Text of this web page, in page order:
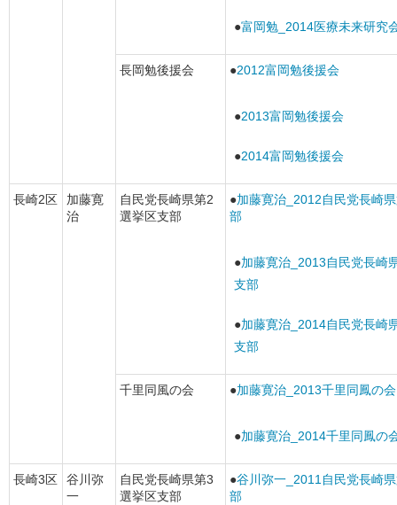
●富岡勉_2014医療未来研究
長岡勉後援会 ●2012富岡勉後援会
●2013富岡勉後援会
●2014富岡勉後援会
長崎2区
加藤寛
治
自民党長崎県第2
選挙区支部
●加藤寛治_2012自民党長崎
部
●加藤寛治_2013自民党長崎
支部
●加藤寛治_2014自民党長崎
支部
千里同風の会 ●加藤寛治_2013千里同鳳の会
●加藤寛治_2014千里同鳳の
長崎3区
谷川弥
一
自民党長崎県第3
選挙区支部
●谷川弥一_2011自民党長崎
部